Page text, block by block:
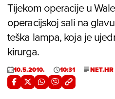
Tijekom operacije u
operacijskoj sali na
teška lampa, koja je
kirurga.
10.5.2010. 10:31 NET.HR